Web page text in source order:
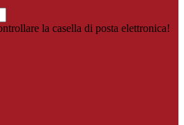
la casella di posta elettronica!